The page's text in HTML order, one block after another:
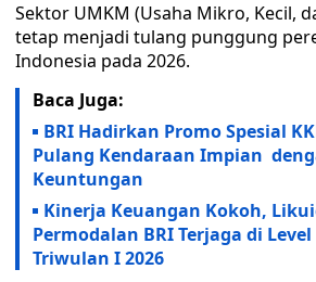
Sektor UMKM (Usaha Mikro, Kecil,
tetap menjadi tulang punggung
Indonesia pada 2026.
Baca Juga:
BRI Hadirkan Promo Spesial
Pulang Kendaraan Impian
Keuntungan
Kinerja Keuangan Kokoh,
Permodalan BRI Terjaga di
Triwulan I 2026